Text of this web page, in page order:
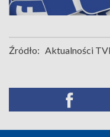
Źródło: Aktualności